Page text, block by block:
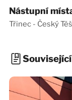
Nástupní
Třinec - Český